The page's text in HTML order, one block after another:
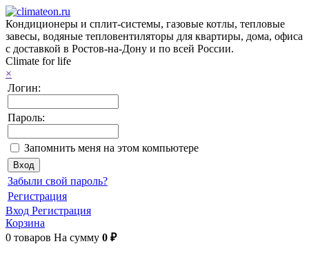
Кондиционеры и сплит-системы, газовые котлы, тепловые
завесы, водяные тепловентиляторы для квартиры, дома, офиса
с доставкой в Ростов-на-Дону и по всей России.
Climate for life
×
Логин:
Пароль:
Запомнить меня на этом компьютере
Забыли свой пароль?
Регистрация
Вход Регистрация
Корзина
0 товаров На сумму 0 ₽